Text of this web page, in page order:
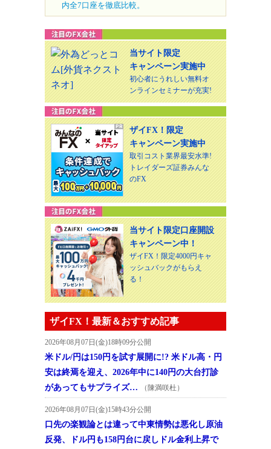
内全7口座を徹底比較。
当サイト限定
キャンペーン実施中
初心者にうれしい無料オ
ンラインセミナーが充実!
ザイFX！限定
キャンペーン実施中
取引コスト業界最安水準!
トレイダーズ証券みんな
のFX
当サイト限定口座開設
キャンペーン中！
ザイFX！限定4000円キャ
ッシュバックがもらえ
る！
ザイFX！最新＆おすすめ記事
2026年08月07日(金)18時09分公開
米ドル/円は150円を試す展開に!? 米ドル高・円
安は終焉を迎え、2026年中に140円の大台打診
があってもサプライズ…
（陳満咲杜）
2026年08月07日(金)15時43分公開
口先の楽観論とは違って中東情勢は悪化し原油
反発、ドル円も158円台に戻しドル金利上昇で